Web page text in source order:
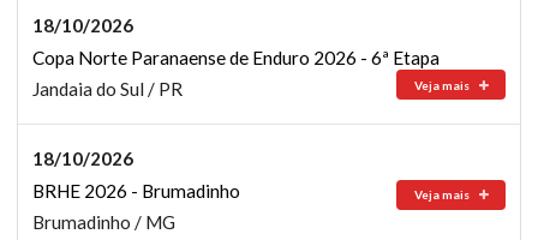
18/10/2026
Copa Norte Paranaense de Enduro 2026 - 6ª Etapa
Veja mais
Jandaia do Sul / PR
18/10/2026
BRHE 2026 - Brumadinho
Veja mais
Brumadinho / MG